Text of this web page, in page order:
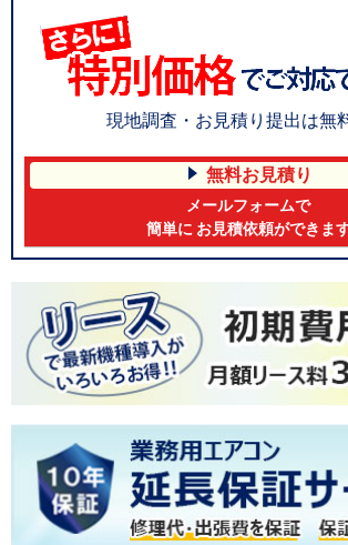
現地調査・お見積り提出は無
無料お見積り
メールフォームで
簡単に お見積依頼ができま